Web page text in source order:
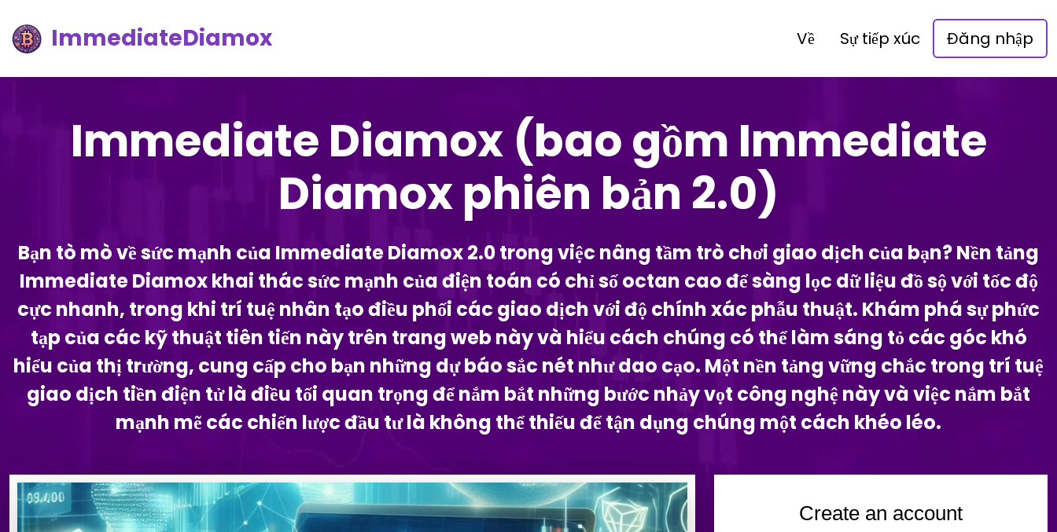
ImmediateDiamox Về Sự tiếp xúc Đăng nhập
Immediate Diamox (bao gồm Immediate
Diamox phiên bản 2.0)
Bạn tò mò về sức mạnh của Immediate Diamox 2.0 trong việc nâng tầm trò chơi giao dịch của bạn? Nền tảng
Immediate Diamox khai thác sức mạnh của điện toán có chỉ số octan cao để sàng lọc dữ liệu đồ sộ với tốc độ
cực nhanh, trong khi trí tuệ nhân tạo điều phối các giao dịch với độ chính xác phẫu thuật. Khám phá sự phức
tạp của các kỹ thuật tiên tiến này trên trang web này và hiểu cách chúng có thể làm sáng tỏ các góc khó
hiểu của thị trường, cung cấp cho bạn những dự báo sắc nét như dao cạo. Một nền tảng vững chắc trong trí tuệ
giao dịch tiền điện tử là điều tối quan trọng để nắm bắt những bước nhảy vọt công nghệ này và việc nắm bắt
mạnh mẽ các chiến lược đầu tư là không thể thiếu để tận dụng chúng một cách khéo léo.